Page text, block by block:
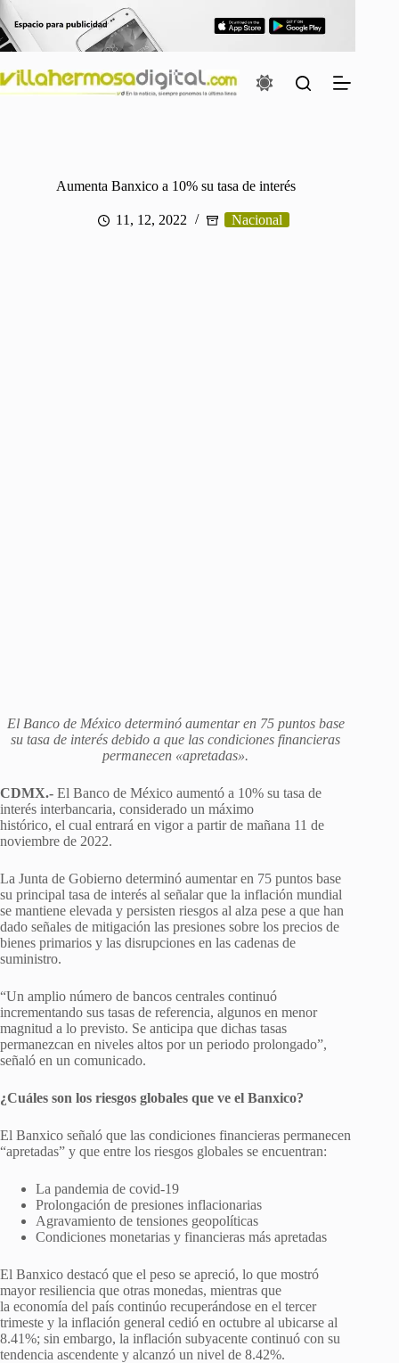
Saltar
al
contenido
Aumenta Banxico a 10% su tasa de interés
11, 12, 2022 Nacional
El Banco de México determinó aumentar en 75 puntos base
su tasa de interés debido a que las condiciones financieras
permanecen «apretadas».
CDMX.- El Banco de México aumentó a 10% su tasa de
interés interbancaria, considerado un máximo
histórico, el cual entrará en vigor a partir de mañana 11 de
noviembre de 2022.
La Junta de Gobierno determinó aumentar en 75 puntos base
su principal tasa de interés al señalar que la inflación mundial
se mantiene elevada y persisten riesgos al alza pese a que han
dado señales de mitigación las presiones sobre los precios de
bienes primarios y las disrupciones en las cadenas de
suministro.
“Un amplio número de bancos centrales continuó
incrementando sus tasas de referencia, algunos en menor
magnitud a lo previsto. Se anticipa que dichas tasas
permanezcan en niveles altos por un periodo prolongado”,
señaló en un comunicado.
¿Cuáles son los riesgos globales que ve el Banxico?
El Banxico señaló que las condiciones financieras permanecen
“apretadas” y que entre los riesgos globales se encuentran:
La pandemia de covid-19
Prolongación de presiones inflacionarias
Agravamiento de tensiones geopolíticas
Condiciones monetarias y financieras más apretadas
El Banxico destacó que el peso se apreció, lo que mostró
mayor resiliencia que otras monedas, mientras que
la economía del país continúo recuperándose en el tercer
trimeste y la inflación general cedió en octubre al ubicarse al
8.41%; sin embargo, la inflación subyacente continuó con su
tendencia ascendente y alcanzó un nivel de 8.42%.